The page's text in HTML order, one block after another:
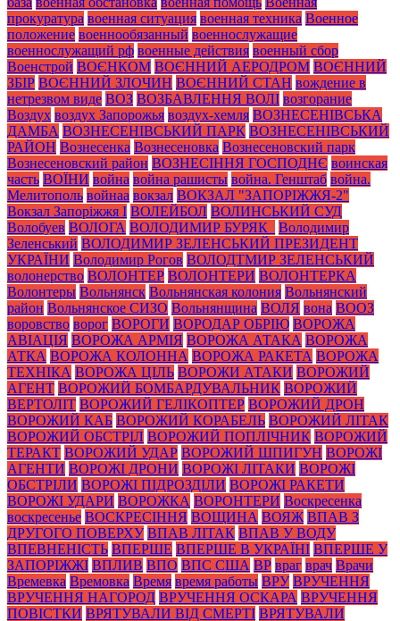
прокуратура военная ситуация военная техника Военное
положение военнообязанный военнослужащие
военнослужащий рф военные действия военный сбор
Военстрой ВОЄНКОМ ВОЄННИЙ АЕРОДРОМ ВОЄННИЙ
ЗБІР ВОЄННИЙ ЗЛОЧИН ВОЄННИЙ СТАН вождение в
нетрезвом виде ВОЗ ВОЗБАВЛЕННЯ ВОЛІ возгорание
Воздух воздух Запорожья воздух-хемля ВОЗНЕСЕНІВСЬКА
ДАМБА ВОЗНЕСЕНІВСЬКИЙ ПАРК ВОЗНЕСЕНІВСЬКИЙ
РАЙОН Вознесенка Вознесеновка Вознесеновский парк
Вознесеновский район ВОЗНЕСІННЯ ГОСПОДНЄ воинская
часть ВОЇНИ война война рашисты война. Генштаб война.
Мелитополь войнаа вокзал ВОКЗАЛ "ЗАПОРІЖЖЯ-2"
Вокзал Запоріжжя І ВОЛЕЙБОЛ ВОЛИНСЬКИЙ СУД
Волобуев ВОЛОГА ВОЛОДИМИР БУРЯК_
Володимир
Зеленський ВОЛОДИМИР ЗЕЛЕНСЬКИЙ ПРЕЗИДЕНТ
УКРАЇНИ Володимир Рогов ВОЛОДТМИР ЗЕЛЕНСЬКИЙ
волонерство ВОЛОНТЕР ВОЛОНТЕРИ ВОЛОНТЕРКА
Волонтеры Вольнянск Вольнянская колония Вольнянский
район Вольнянское СИЗО Вольнянщина ВОЛЯ вона ВООЗ
воровство ворог ВОРОГИ ВОРОДАР ОБРІЮ ВОРОЖА
АВІАЦІЯ ВОРОЖА АРМІЯ ВОРОЖА АТАКА ВОРОЖА
АТКА ВОРОЖА КОЛОННА ВОРОЖА РАКЕТА ВОРОЖА
ТЕХНІКА ВОРОЖА ЦІЛЬ ВОРОЖИ АТАКИ ВОРОЖИЙ
АГЕНТ ВОРОЖИЙ БОМБАРДУВАЛЬНИК ВОРОЖИЙ
ВЕРТОЛІТ ВОРОЖИЙ ГЕЛІКОПТЕР ВОРОЖИЙ ДРОН
ВОРОЖИЙ КАБ ВОРОЖИЙ КОРАБЕЛЬ ВОРОЖИЙ ЛІТАК
ВОРОЖИЙ ОБСТРІЛ ВОРОЖИЙ ПОПЛІЧНИК ВОРОЖИЙ
ТЕРАКТ ВОРОЖИЙ УДАР ВОРОЖИЙ ШПИГУН ВОРОЖІ
АГЕНТИ ВОРОЖІ ДРОНИ ВОРОЖІ ЛІТАКИ ВОРОЖІ
ОБСТРІЛИ ВОРОЖІ ПІДРОЗДІЛИ ВОРОЖІ РАКЕТИ
ВОРОЖІ УДАРИ ВОРОЖКА ВОРОНТЕРИ Воскресенка
воскресенье ВОСКРЕСІННЯ ВОЩИНА ВОЯЖ ВПАВ З
ДРУГОГО ПОВЕРХУ ВПАВ ЛІТАК ВПАВ У ВОДУ
ВПЕВНЕНІСТЬ ВПЕРШЕ ВПЕРШЕ В УКРАЇНІ ВПЕРШЕ У
ЗАПОРІЖЖІ ВПЛИВ ВПО ВПС США ВР враг врач Врачи
Времевка Времовка Время время работы ВРУ ВРУЧЕННЯ
ВРУЧЕННЯ НАГОРОД ВРУЧЕННЯ ОСКАРА ВРУЧЕННЯ
ПОВІСТКИ ВРЯТУВАЛИ ВІД СМЕРТІ ВРЯТУВАЛИ